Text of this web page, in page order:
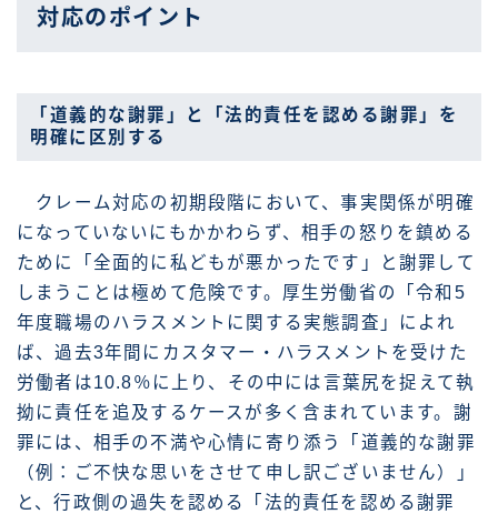
対応のポイント
「道義的な謝罪」と「法的責任を認める謝罪」を
明確に区別する
クレーム対応の初期段階において、事実関係が明確
になっていないにもかかわらず、相手の怒りを鎮める
ために「全面的に私どもが悪かったです」と謝罪して
しまうことは極めて危険です。厚生労働省の「令和5
年度職場のハラスメントに関する実態調査」によれ
ば、過去3年間にカスタマー・ハラスメントを受けた
労働者は10.8％に上り、その中には言葉尻を捉えて執
拗に責任を追及するケースが多く含まれています。謝
罪には、相手の不満や心情に寄り添う「道義的な謝罪
（例：ご不快な思いをさせて申し訳ございません）」
と、行政側の過失を認める「法的責任を認める謝罪